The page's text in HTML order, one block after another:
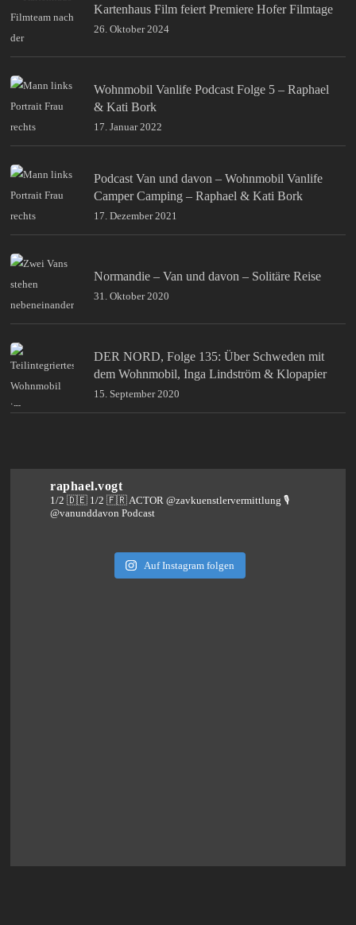
Kartenhaus Film feiert Premiere Hofer Filmtage
26. Oktober 2024
Wohnmobil Vanlife Podcast Folge 5 – Raphael
& Kati Bork
17. Januar 2022
Podcast Van und davon – Wohnmobil Vanlife
Camper Camping – Raphael & Kati Bork
17. Dezember 2021
Normandie – Van und davon – Solitäre Reise
31. Oktober 2020
DER NORD, Folge 135: Über Schweden mit
dem Wohnmobil, Inga Lindström & Klopapier
15. September 2020
raphael.vogt
1/2 🇩🇪 1/2 🇫🇷 ACTOR @zavkuenstlervermittlung🎙️
@vanunddavon Podcast
Auf Instagram folgen